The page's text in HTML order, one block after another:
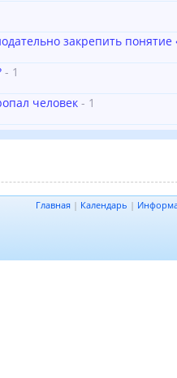
закрепить
- 1
человек - 1
Главная | Календарь |